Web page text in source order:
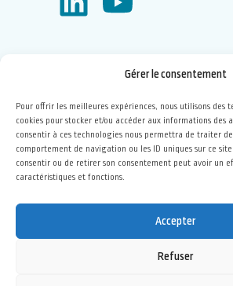
Gérer le consentement
Pour offrir les meilleures expériences, nous utilisons des
cookies pour stocker et/ou accéder aux informations des
consentir à ces technologies nous permettra de traiter
comportement de navigation ou les ID uniques sur ce
consentir ou de retirer son consentement peut avoir un
caractéristiques et fonctions.
Accepter
Refuser
Financée par
Politique de